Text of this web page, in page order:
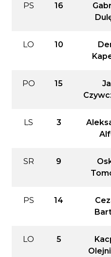
PS 16
LO 10
PO 15
LS 3
SR 9
PS 14
LO 5